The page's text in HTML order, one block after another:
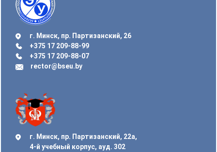
г. Минск, пр. Партизанский, 26
+375 17 209-88-99
+375 17 209-88-07
rector@bseu.by
г. Минск, пр. Партизанский, 22а,
4-й учебный корпус, ауд. 302